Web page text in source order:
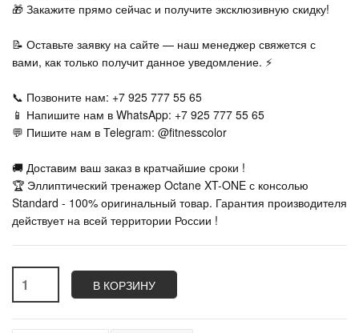
🎁 Закажите прямо сейчас и получите эксклюзивную скидку!
📝 Оставьте заявку на сайте — наш менеджер свяжется с
вами, как только получит данное уведомление. ⚡
📞 Позвоните нам: +7 925 777 55 65
📱 Напишите нам в WhatsApp: +7 925 777 55 65
💬 Пишите нам в Telegram: @fitnesscolor
🚚 Доставим ваш заказ в кратчайшие сроки !
🏆 Эллиптический тренажер Octane XT-ONE с консолью
Standard - 100% оригинальный товар. Гарантия производителя
действует на всей территории России !
В КОРЗИНУ